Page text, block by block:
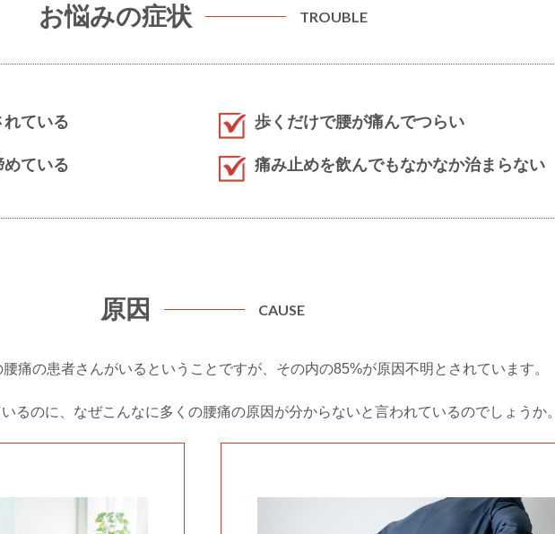
お悩みの症状 TROUBLE
ている 歩くだけで腰が痛んでつらい
ている 痛み止めを飲んでもなかなか治まらない
原因 CAUSE
痛の患者さんがいるということですが、その内の85%が原因不明とされています。
るのに、なぜこんなに多くの腰痛の原因が分からないと言われているのでしょうか。